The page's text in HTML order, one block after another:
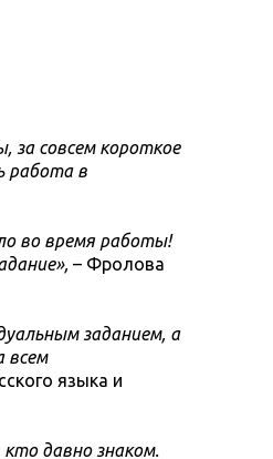
за совсем короткое
работа в
во время работы!
– Фролова
заданием, а
всем
языка и
кто давно знаком.